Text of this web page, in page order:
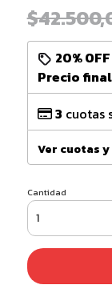
20% OFF
Precio
3 cuotas
Ver cuotas
Cantidad